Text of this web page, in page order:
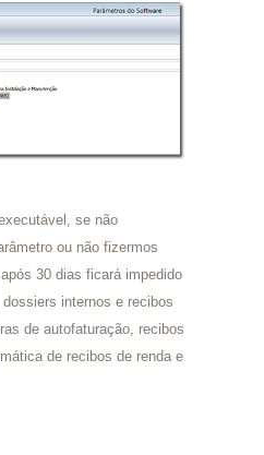
se não
ou não fizermos
30 dias ficará impedido
internos e recibos
de autofaturação, recibos
de recibos de renda e